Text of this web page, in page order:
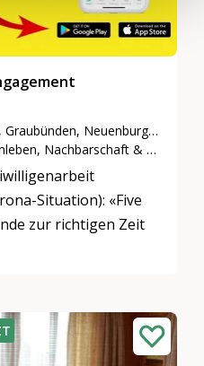
Bern & Solothurn, Genf, Graubünden, Neuenburg & Jura, Nordwestschweiz, Ostschweiz, Tessin, Wallis, Waadt & Freiburg, Zentralschweiz, Zürich
Coronavirus, Zusammenleben, Nachbarschaft & Quartiere, Gemeinnütziges Engagement
Situation): «Five
zur richtigen Zeit